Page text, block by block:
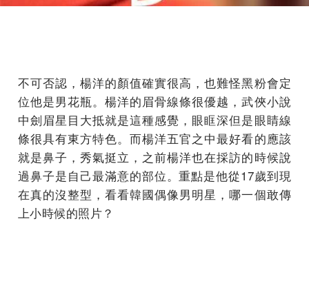
不可否認，楊洋的顏值確實很高，也難怪黑粉會定
位他是男花瓶。楊洋的眉骨線條很優越，武俠小說
中劍眉星目大抵就是這種感覺，眼眶深但是眼睛線
條很具有東方特色。而楊洋五官之中最好看的應該
就是鼻子，秀氣挺立，之前楊洋也在採訪的時候說
過鼻子是自己最滿意的部位。重點是他從17歲到現
在真的沒整型，看看韓國偶像男明星，哪一個敢傳
上小時候的照片？